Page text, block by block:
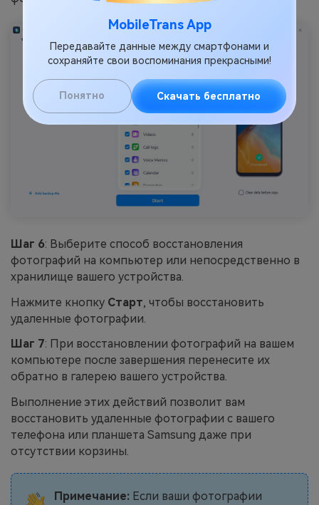
MobileTrans App
Передавайте данные между смартфонами и
сохраняйте свои воспоминания прекрасными!
Понятно Скачать бесплатно
Шаг 6: Выберите способ восстановления
фотографий на компьютер или непосредственно в
хранилище вашего устройства.
Нажмите кнопку Старт, чтобы восстановить
удаленные фотографии.
Шаг 7: При восстановлении фотографий на вашем
компьютере после завершения перенесите их
обратно в галерею вашего устройства.
Выполнение этих действий позволит вам
восстановить удаленные фотографии с вашего
телефона или планшета Samsung даже при
отсутствии корзины.
Примечание:Если ваши фотографии